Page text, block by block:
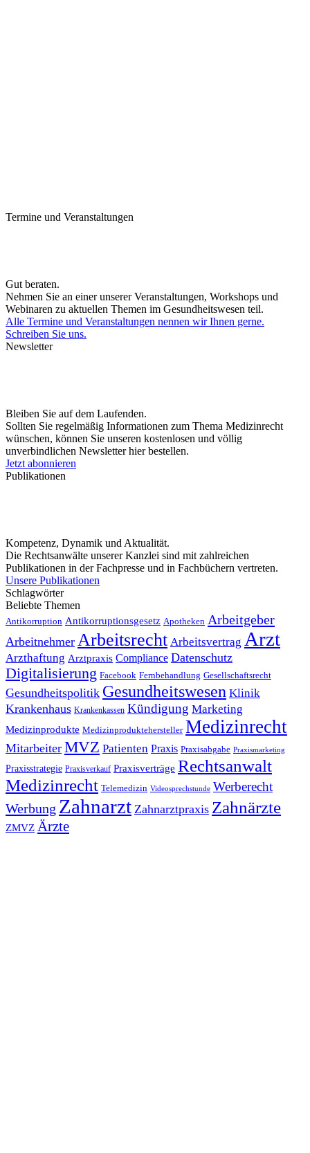
Termine und Veranstaltungen
Gut beraten.
Nehmen Sie an einer unserer Veranstaltungen, Workshops und
Webinaren zu aktuellen Themen im Gesundheitswesen teil.
Alle Termine und Veranstaltungen nennen wir Ihnen gerne.
Schreiben Sie uns.
Newsletter
Bleiben Sie auf dem Laufenden.
Sollten Sie regelmäßig Informationen zum Thema Medizinrecht
wünschen, können Sie unseren kostenlosen und völlig
unverbindlichen Newsletter hier bestellen.
Jetzt abonnieren
Publikationen
Kompetenz, Dynamik und Aktualität.
Die Rechtsanwälte unserer Kanzlei sind mit zahlreichen
Publikationen in der Fachpresse und in Fachbüchern vertreten.
Unsere Publikationen
Schlagwörter
Beliebte Themen
Antikorruption Antikorruptionsgesetz Apotheken Arbeitgeber
Arbeitnehmer Arbeitsrecht Arbeitsvertrag Arzt
Arzthaftung Arztpraxis Compliance Datenschutz
Digitalisierung Facebook Fernbehandlung Gesellschaftsrecht
Gesundheitspolitik Gesundheitswesen Klinik
Krankenhaus Krankenkassen Kündigung Marketing
Medizinprodukte Medizinproduktehersteller Medizinrecht
Mitarbeiter MVZ Patienten Praxis Praxisabgabe Praxismarketing
Praxisstrategie Praxisverkauf Praxisverträge Rechtsanwalt
Medizinrecht Telemedizin Videosprechstunde Werberecht
Werbung Zahnarzt Zahnarztpraxis Zahnärzte
ZMVZ Ärzte